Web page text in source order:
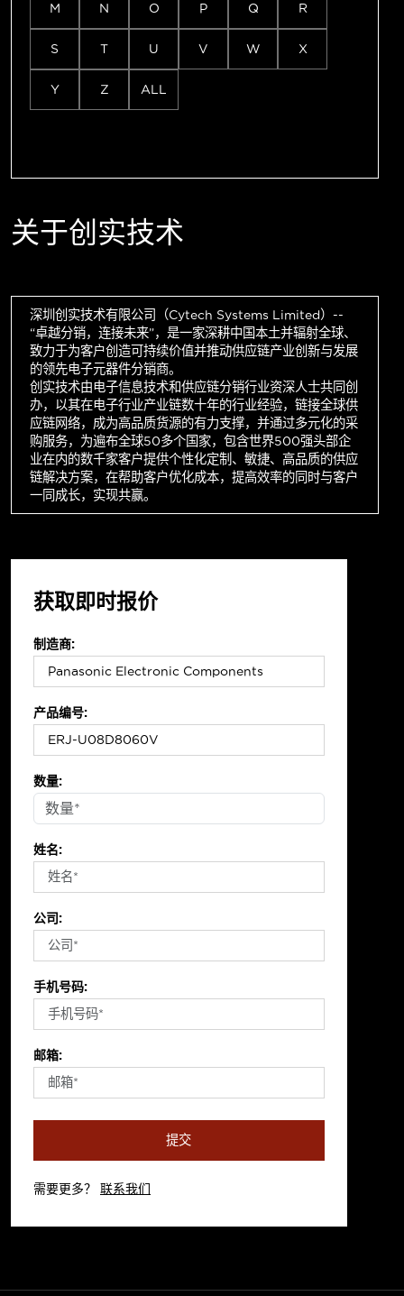
M N O P Q R
S T U V W X
Y Z ALL
关于创实技术
深圳创实技术有限公司（Cytech Systems Limited）--
“卓越分销，连接未来”，是一家深耕中国本土并辐射全球、
致力于为客户创造可持续价值并推动供应链产业创新与发展
的领先电子元器件分销商。
创实技术由电子信息技术和供应链分销行业资深人士共同创
办，以其在电子行业产业链数十年的行业经验，链接全球供
应链网络，成为高品质货源的有力支撑，并通过多元化的采
购服务，为遍布全球50多个国家，包含世界500强头部企
业在内的数千家客户提供个性化定制、敏捷、高品质的供应
链解决方案，在帮助客户优化成本，提高效率的同时与客户
一同成长，实现共赢。
获取即时报价
制造商:
产品编号:
数量:
姓名:
公司:
手机号码:
邮箱:
提交
需要更多？ 联系我们